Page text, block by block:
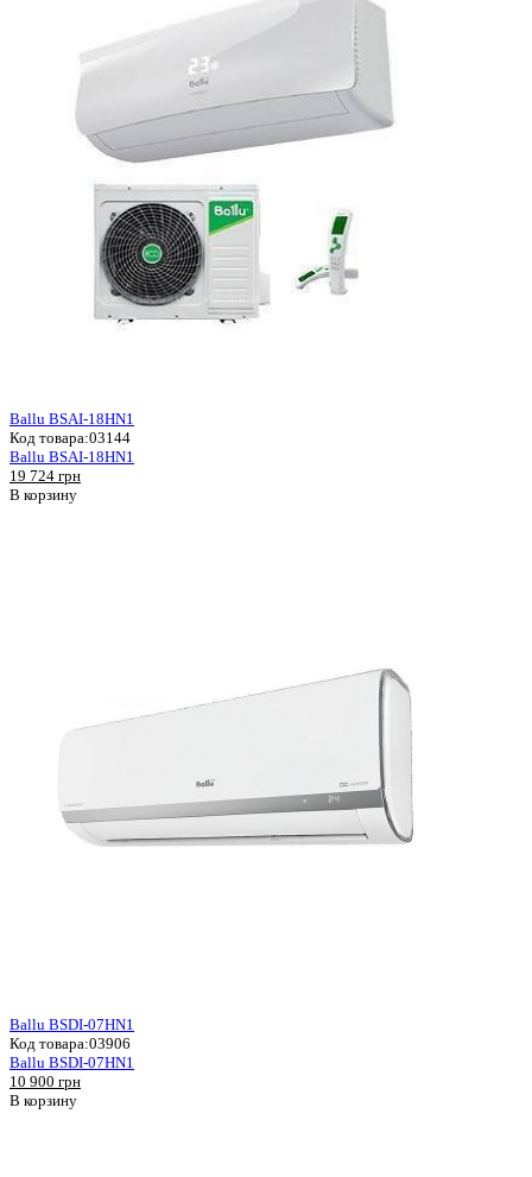
Ballu BSAI-18HN1
Код товара:03144
Ballu BSAI-18HN1
19 724 грн
В корзину
Ballu BSDI-07HN1
Код товара:03906
Ballu BSDI-07HN1
10 900 грн
В корзину